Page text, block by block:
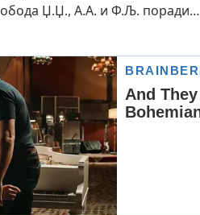
Џ.Џ., А.А. и Ф.Љ. поради…